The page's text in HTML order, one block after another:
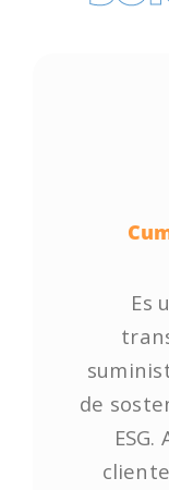
Es
de
Es
de